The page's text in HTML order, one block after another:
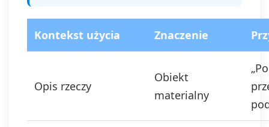
Kontekst użycia Znaczenie
Opis rzeczy
Obiekt
materialny